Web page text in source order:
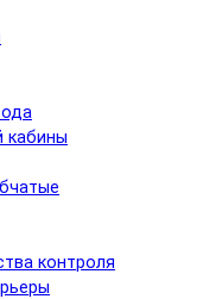
кабины
контроля